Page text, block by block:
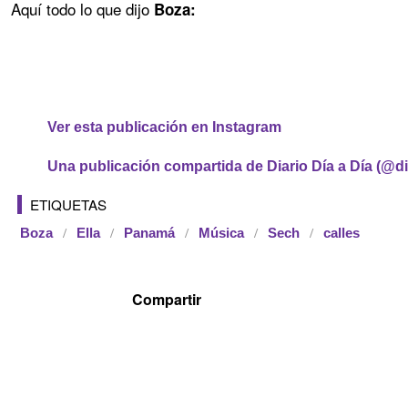
Aquí todo lo que dijo Boza:
Ver esta publicación en Instagram
Una publicación compartida de Diario Día a Día
ETIQUETAS
Boza Ella Panamá Música Sech calles